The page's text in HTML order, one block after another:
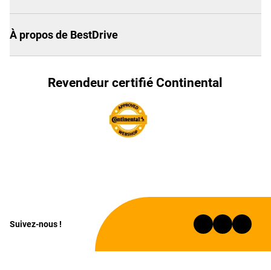
À propos de BestDrive
Revendeur certifié Continental
Suivez-nous !